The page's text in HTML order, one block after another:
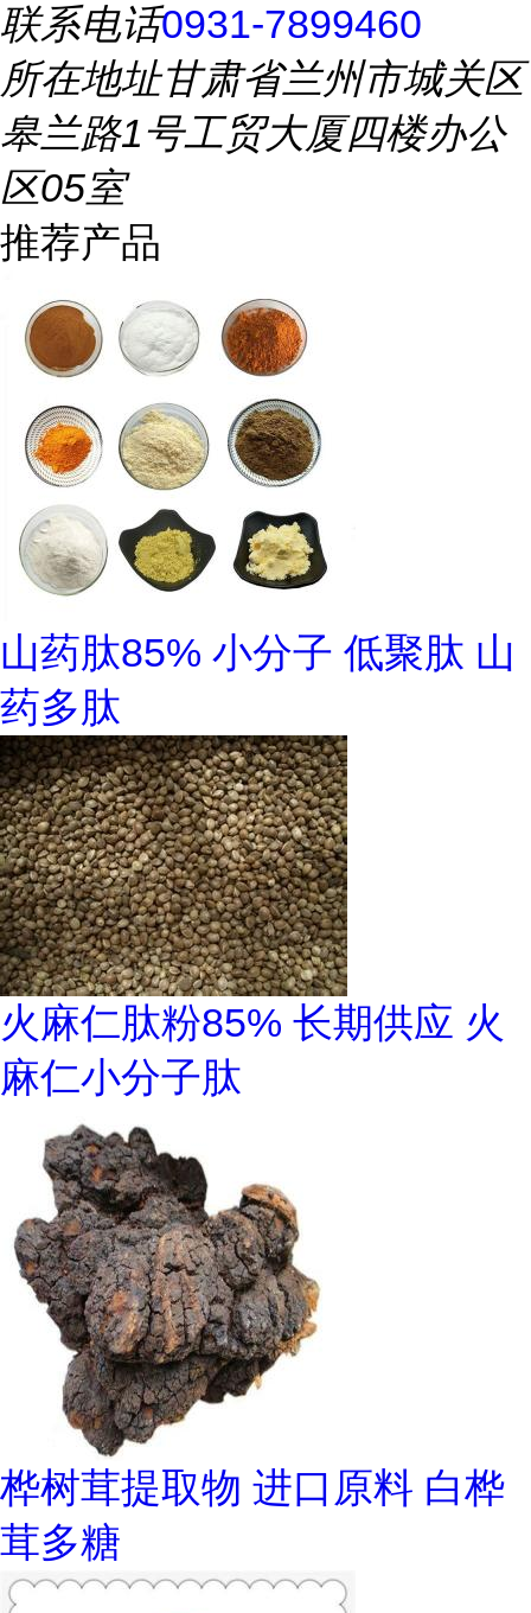
联系电话0931-7899460
所在地址甘肃省兰州市城关区
皋兰路1号工贸大厦四楼办公
区05室
推荐产品
山药肽85% 小分子 低聚肽 山
药多肽
火麻仁肽粉85% 长期供应 火
麻仁小分子肽
桦树茸提取物 进口原料 白桦
茸多糖